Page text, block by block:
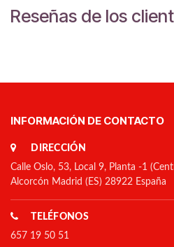
Reseñas de los
INFORMACIÓN DE CONTACTO
DIRECCIÓN
Calle Oslo, 53, Local 9, Planta -1
Alcorcón Madrid (ES) 28922 España
TELÉFONOS
657 19 50 51